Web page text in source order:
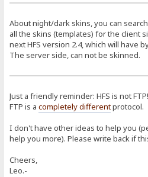
About night/dark skins, you can
all the skins (templates) for the client
next HFS version 2.4, which will have
The server side, can not be skinned.
Just a friendly reminder: HFS is not FTP!
FTP is acompletely differentprotocol.
I don't have other ideas to help you
help you more). Please write back if
Cheers,
Leo.-